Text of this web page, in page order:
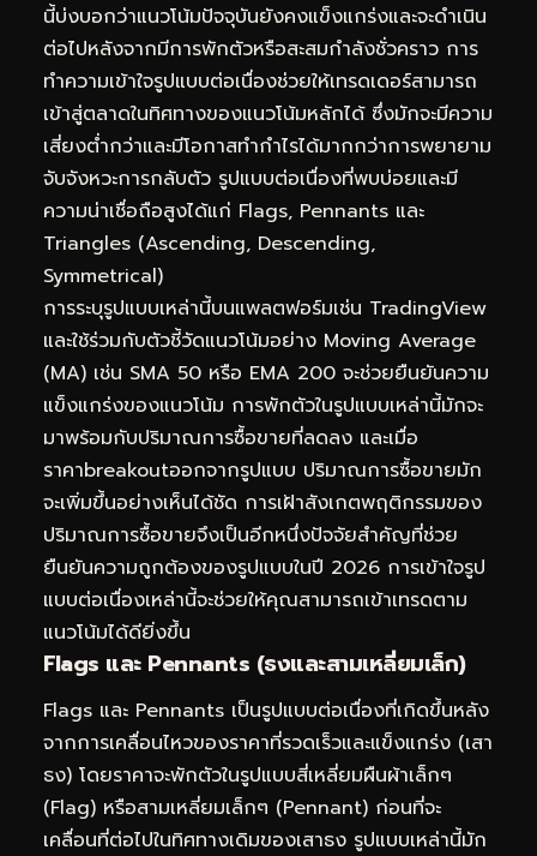
นี้บ่งบอกว่าแนวโน้มปัจจุบันยังคงแข็งแกร่งและจะดำเนิน
ต่อไปหลังจากมีการพักตัวหรือสะสมกำลังชั่วคราว การ
ทำความเข้าใจรูปแบบต่อเนื่องช่วยให้เทรดเดอร์สามารถ
เข้าสู่ตลาดในทิศทางของแนวโน้มหลักได้ ซึ่งมักจะมีความ
เสี่ยงต่ำกว่าและมีโอกาสทำกำไรได้มากกว่าการพยายาม
จับจังหวะการกลับตัว รูปแบบต่อเนื่องที่พบบ่อยและมี
ความน่าเชื่อถือสูงได้แก่ Flags, Pennants และ
Triangles (Ascending, Descending,
Symmetrical)
การระบุรูปแบบเหล่านี้บนแพลตฟอร์มเช่น TradingView
และใช้ร่วมกับตัวชี้วัดแนวโน้มอย่าง Moving Average
(MA) เช่น SMA 50 หรือ EMA 200 จะช่วยยืนยันความ
แข็งแกร่งของแนวโน้ม การพักตัวในรูปแบบเหล่านี้มักจะ
มาพร้อมกับปริมาณการซื้อขายที่ลดลง และเมื่อ
ราคาbreakoutออกจากรูปแบบ ปริมาณการซื้อขายมัก
จะเพิ่มขึ้นอย่างเห็นได้ชัด การเฝ้าสังเกตพฤติกรรมของ
ปริมาณการซื้อขายจึงเป็นอีกหนึ่งปัจจัยสำคัญที่ช่วย
ยืนยันความถูกต้องของรูปแบบในปี 2026 การเข้าใจรูป
แบบต่อเนื่องเหล่านี้จะช่วยให้คุณสามารถเข้าเทรดตาม
แนวโน้มได้ดียิ่งขึ้น
Flags และ Pennants (ธงและสามเหลี่ยมเล็ก)
Flags และ Pennants เป็นรูปแบบต่อเนื่องที่เกิดขึ้นหลัง
จากการเคลื่อนไหวของราคาที่รวดเร็วและแข็งแกร่ง (เสา
ธง) โดยราคาจะพักตัวในรูปแบบสี่เหลี่ยมผืนผ้าเล็กๆ
(Flag) หรือสามเหลี่ยมเล็กๆ (Pennant) ก่อนที่จะ
เคลื่อนที่ต่อไปในทิศทางเดิมของเสาธง รูปแบบเหล่านี้มัก